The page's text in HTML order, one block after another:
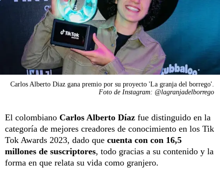
Carlos Alberto Diaz gana premio por su proyecto 'La granja del borrego'.
Foto de Instagram: @lagranjadelborrego
El colombiano Carlos Alberto Díaz fue distinguido en la
categoría de mejores creadores de conocimiento en los Tik
Tok Awards 2023, dado que cuenta con con 16,5
millones de suscriptores, todo gracias a su contenido y la
forma en que relata su vida como granjero.